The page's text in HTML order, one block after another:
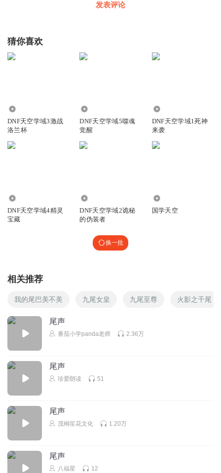
发表评论
猜你喜欢
DNF天空学域3激战
洛兰杯
DNF天空学域5噬魂
觉醒
DNF天空学域1死神
来袭
DNF天空学域4精灵
宝藏
DNF天空学域2诡秘
的伪装者
国学天空
换一批
相关推荐
我的尾巴美不美 九尾女皇 九尾至尊 火影之千尾
尾声
番茄小学panda老师 2.36万
尾声
珍爱朗读 51
尾声
茂桐笙花文化 1.20万
尾声
八福星 12